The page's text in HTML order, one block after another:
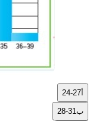
24-27
ب28-31